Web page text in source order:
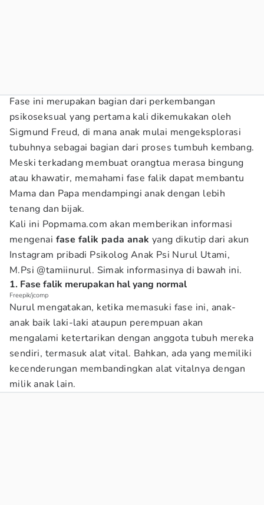
Fase ini merupakan bagian dari perkembangan
psikoseksual yang pertama kali dikemukakan oleh
Sigmund Freud, di mana anak mulai mengeksplorasi
tubuhnya sebagai bagian dari proses tumbuh kembang.
Meski terkadang membuat orangtua merasa bingung
atau khawatir, memahami fase falik dapat membantu
Mama dan Papa mendampingi anak dengan lebih
tenang dan bijak.
Kali ini Popmama.com akan memberikan informasi
mengenai fase falik pada anak yang dikutip dari akun
Instagram pribadi Psikolog Anak Psi Nurul Utami,
M.Psi @tamiinurul. Simak informasinya di bawah ini.
1. Fase falik merupakan hal yang normal
Freepik/jcomp
Nurul mengatakan, ketika memasuki fase ini, anak-
anak baik laki-laki ataupun perempuan akan
mengalami ketertarikan dengan anggota tubuh mereka
sendiri, termasuk alat vital. Bahkan, ada yang memiliki
kecenderungan membandingkan alat vitalnya dengan
milik anak lain.